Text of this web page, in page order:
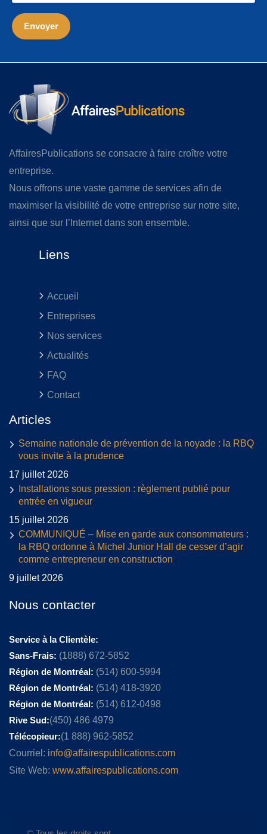
AffairesPublications se consacre à faire croître votre
entreprise.
Nous offrons une vaste gamme de services afin de
maximiser la visibilité de votre entreprise sur notre site,
ainsi que sur l’Internet dans son ensemble.
Liens
Accueil
Entreprises
Nos services
Actualités
FAQ
Contact
Articles
Semaine nationale de prévention de la noyade : la RBQ
vous invite à la prudence
17 juillet 2026
Installations sous pression : règlement publié pour
entrée en vigueur
15 juillet 2026
COMMUNIQUÉ – Mise en garde aux consommateurs :
la RBQ ordonne à Michel Junior Hall de cesser d’agir
comme entrepreneur en construction
9 juillet 2026
Nous contacter
Service à la Clientèle:
Sans-Frais: (1888) 672-5852
Région de Montréal: (514) 600-5994
Région de Montréal: (514) 418-3920
Région de Montréal: (514) 612-0498
Rive Sud:(450) 486 4979
Télécopieur:(1 888) 962-5852
Courriel: info@affairespublications.com
Site Web: www.affairespublications.com